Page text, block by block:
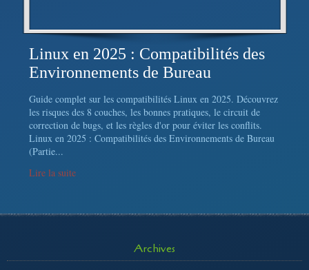
Linux en 2025 : Compatibilités des
Environnements de Bureau
Guide complet sur les compatibilités Linux en 2025. Découvrez
les risques des 8 couches, les bonnes pratiques, le circuit de
correction de bugs, et les règles d'or pour éviter les conflits.
Linux en 2025 : Compatibilités des Environnements de Bureau
(Partie...
Lire la suite
Archives